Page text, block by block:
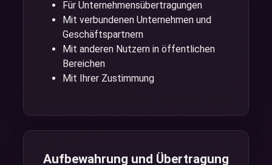
Für Unternehmensübertragungen
Mit verbundenen Unternehmen und
Geschäftspartnern
Mit anderen Nutzern in öffentlichen
Bereichen
Mit Ihrer Zustimmung
Aufbewahrung und Übertragung